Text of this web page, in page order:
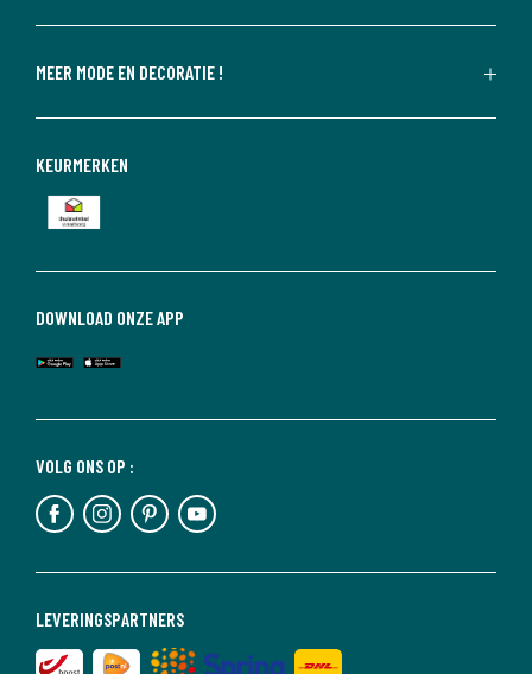
MEER MODE EN DECORATIE !
LEVERINGSPARTNERS
VOLG ONS OP :
DOWNLOAD ONZE APP
KEURMERKEN